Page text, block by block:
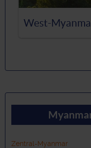
West-
Zentral-Myanmar